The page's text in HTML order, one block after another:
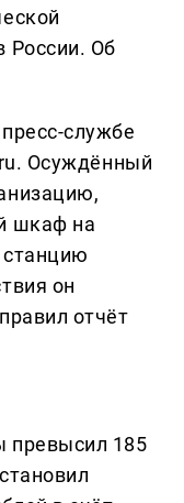
России. Об
службе
Осуждённый
шкаф на
он
отчёт
превысил 185